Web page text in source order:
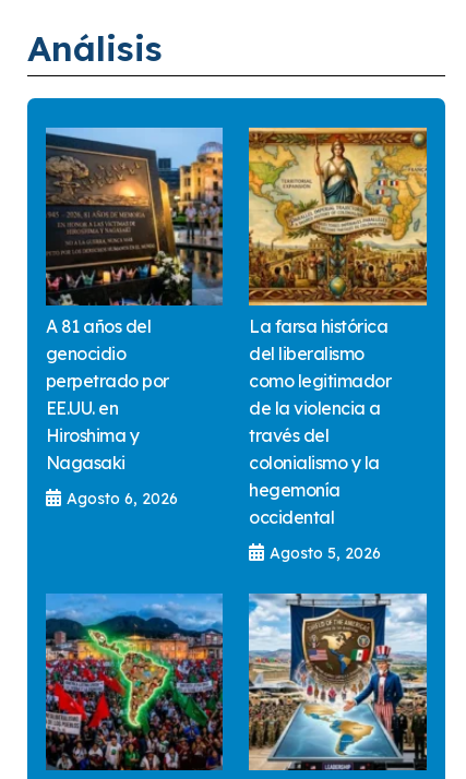
Análisis
A 81 años del
genocidio
perpetrado por
EE.UU. en
Hiroshima y
Nagasaki
Agosto 6, 2026
La farsa histórica
del liberalismo
como legitimador
de la violencia a
través del
colonialismo y la
hegemonía
occidental
Agosto 5, 2026